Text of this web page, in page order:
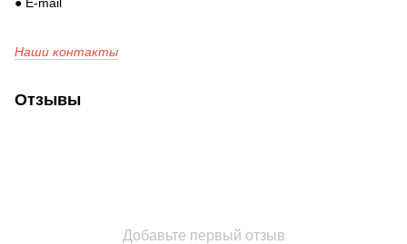
Наши контакты
Отзывы
Добавьте первый отзыв